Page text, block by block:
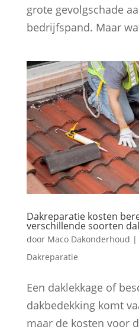
grote gevolgschade
bedrijfspand. Maar
Dakreparatie kosten
verschillende soorten
door Maco Dakonderhoud |
Dakreparatie
Een daklekkage of
dakbedekking komt
maar de kosten voor